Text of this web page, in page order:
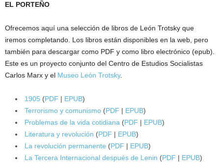
EL PORTEÑO
Ofrecemos aquí una selección de libros de León Trotsky que
iremos completando. Los libros están disponibles en la web, pero
también para descargar como PDF y como libro electrónico (epub).
Este es un proyecto conjunto del Centro de Estudios Socialistas
Carlos Marx y el Museo León Trotsky.
1905 (PDF | EPUB)
Terrorismo y comunismo (PDF | EPUB)
Problemas de la vida cotidiana (PDF | EPUB)
Literatura y revolución (PDF | EPUB)
La revolución permanente (PDF | EPUB)
La Tercera Internacional después de Lenin (PDF | EPUB)